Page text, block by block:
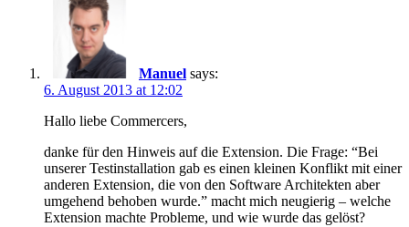
Manuel says:
6. August 2013 at 12:02
Hallo liebe Commercers,
danke für den Hinweis auf die Extension. Die Frage: “Bei
unserer Testinstallation gab es einen kleinen Konflikt mit einer
anderen Extension, die von den Software Architekten aber
umgehend behoben wurde.” macht mich neugierig – welche
Extension machte Probleme, und wie wurde das gelöst?